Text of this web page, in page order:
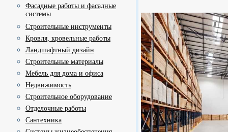
Фасадные работы и фасадные
системы
Строительные инструменты
Кровля, кровельные работы
Ландшафтный дизайн
Строительные материалы
Мебель для дома и офиса
Недвижимость
Строительное оборудование
Отделочные работы
Сантехника